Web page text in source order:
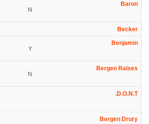
Baron
N
Becker
Benjamin
Y
Bergen Raises
N
D.O.N.T.
Bergen Drury